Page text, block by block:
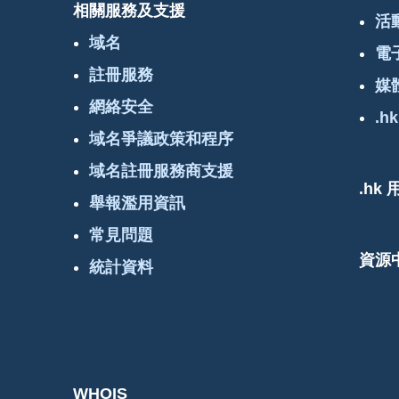
相關服務及支援
域名
註冊服務
網絡安全
域名爭議政策和程序
域名註冊服務商支援
舉報濫用資訊
常見問題
統計資料
WHOIS
活
電
媒
.hk
資源